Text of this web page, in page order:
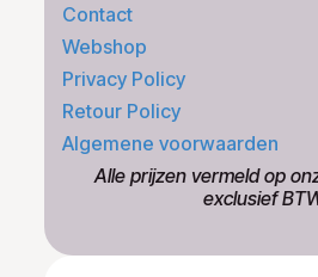
Contact
Webshop
Privacy Policy
Retour Policy
Algemene voorwaarden
​Alle prijzen vermeld op
exclusief